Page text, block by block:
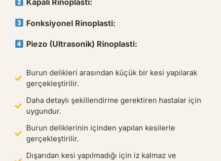
Kapalı Rinoplasti:
Fonksiyonel Rinoplasti:
Piezo (Ultrasonik) Rinoplasti:
Burun delikleri arasından küçük bir kesi yapılarak
gerçekleştirilir.
Daha detaylı şekillendirme gerektiren hastalar için
uygundur.
Burun deliklerinin içinden yapılan kesilerle
gerçekleştirilir.
Dışarıdan kesi yapılmadığı için iz kalmaz ve